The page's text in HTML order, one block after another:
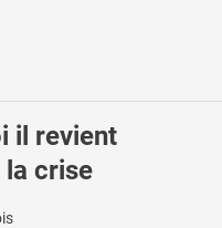
il revient
la crise